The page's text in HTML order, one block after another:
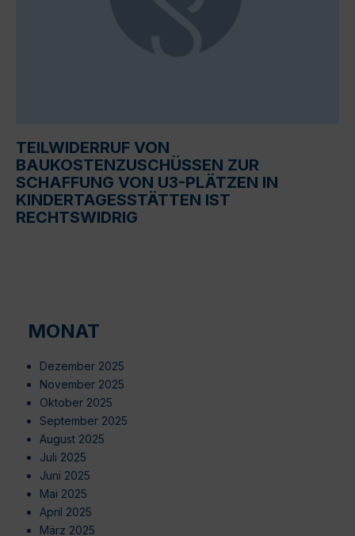
TEILWIDERRUF VON
BAUKOSTENZUSCHÜSSEN ZUR
SCHAFFUNG VON U3-PLÄTZEN IN
KINDERTAGESSTÄTTEN IST
RECHTSWIDRIG
MONAT
Dezember 2025
November 2025
Oktober 2025
September 2025
August 2025
Juli 2025
Juni 2025
Mai 2025
April 2025
März 2025